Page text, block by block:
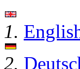
1.
2.